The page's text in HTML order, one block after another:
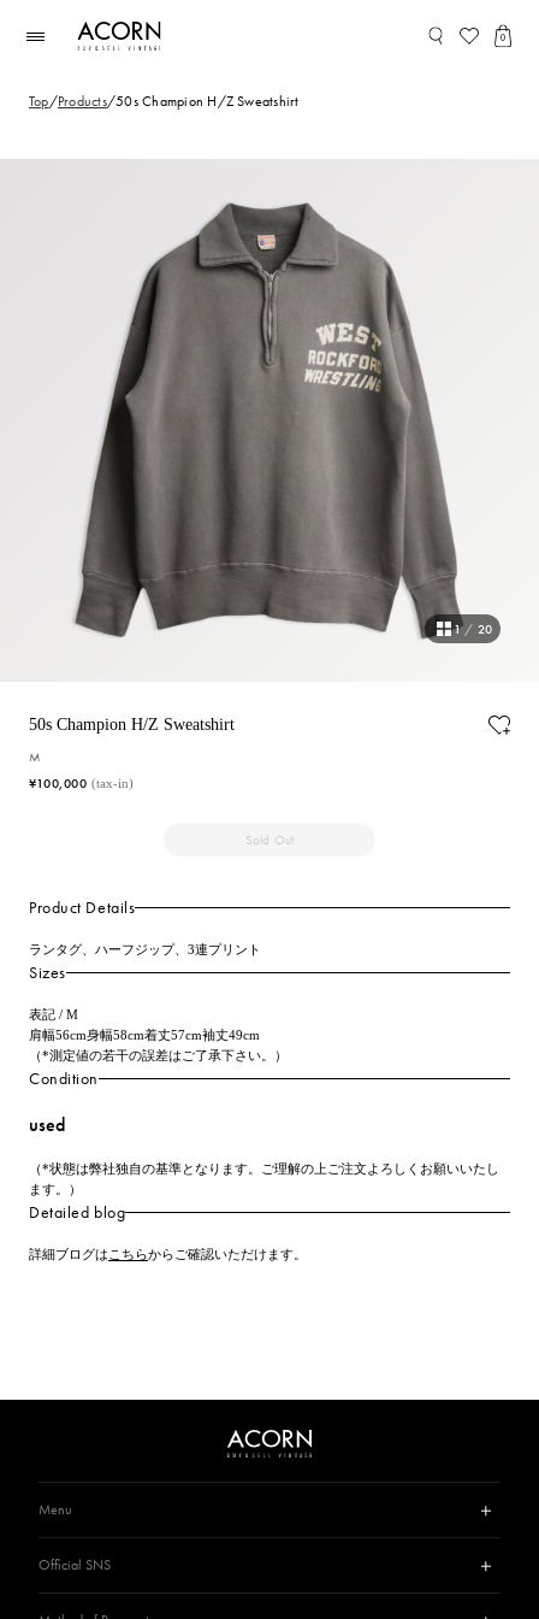
ンツに
0
Top/Products/50s Champion H/Z Sweatshirt
1/ 20
50s Champion H/Z Sweatshirt
M
¥100,000 (tax-in)
Sold Out
Product Details
ランタグ、ハーフジップ、3連プリント
Sizes
表記 / M
肩幅56cm身幅58cm着丈57cm袖丈49cm
（*測定値の若干の誤差はご了承下さい。）
Condition
used
（*状態は弊社独自の基準となります。ご理解の上ご注文よろしくお願いいたし
ます。）
Detailed blog
詳細ブログは こちらからご確認いただけます。
Menu
Privacy Policy
Official SNS